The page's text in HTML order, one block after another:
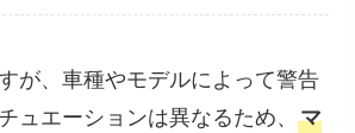
が、車種やモデルによって警告
ュエーションは異なるため、マ